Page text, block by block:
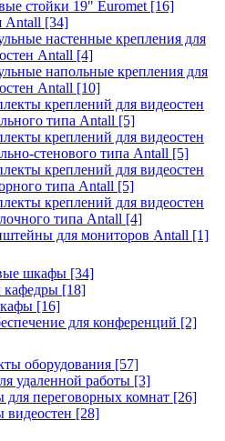
стойки 19" Euromet [16]
Antall [34]
настенные крепления для
Antall [4]
напольные крепления для
Antall [10]
креплений для видеостен
типа Antall [5]
креплений для видеостен
стенового типа Antall [5]
креплений для видеостен
типа Antall [5]
креплений для видеостен
типа Antall [4]
для мониторов Antall [1]
шкафы [34]
кафедры [18]
[16]
для конференций [2]
оборудования [57]
удаленной работы [3]
для переговорных комнат [26]
видеостен [28]